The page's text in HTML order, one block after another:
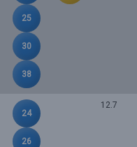
25
30
38
24
26
12.7